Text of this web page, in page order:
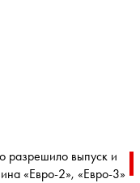
разрешило выпуск и
«Евро-2», «Евро-3»